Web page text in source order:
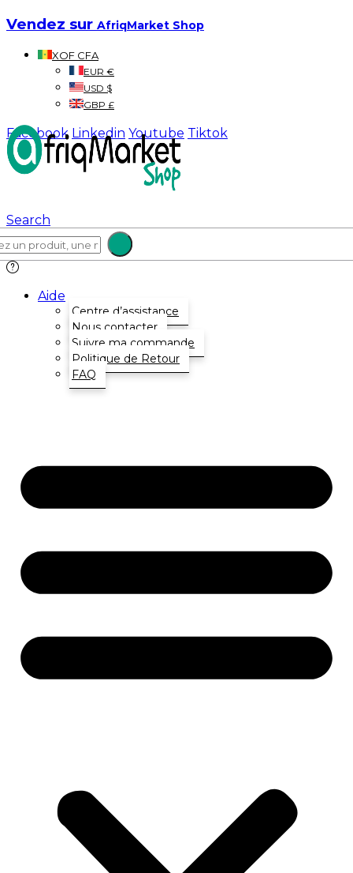
Vendez sur AfriqMarket Shop
XOF CFA
EUR €
USD $
GBP £
Facebook Linkedin Youtube Tiktok
Search
Aide
Centre d’assistance
Nous contacter
Suivre ma commande
Politique de Retour
FAQ